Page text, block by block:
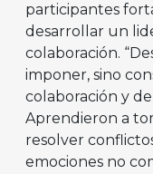
participantes
desarrollar un
colaboración.
imponer, sino
colaboración y
Aprendieron a
resolver
emociones no